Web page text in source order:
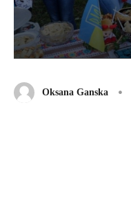
Oksana Ganska